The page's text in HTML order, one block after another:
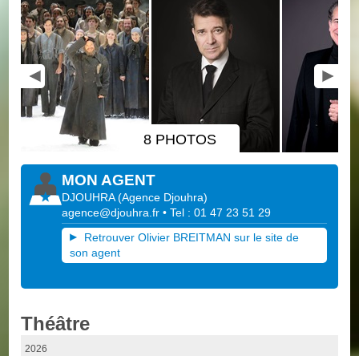
8 PHOTOS
MON AGENT
DJOUHRA (Agence Djouhra)
agence@djouhra.fr • Tel : 01 47 23 51 29
Retrouver Olivier BREITMAN sur le site de
son agent
Théâtre
2026